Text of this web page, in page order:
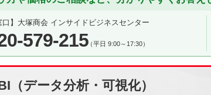
口】大塚商会 インサイドビジネスセンター
579-215（平日 9:00～17:30）
（データ分析・可視化）